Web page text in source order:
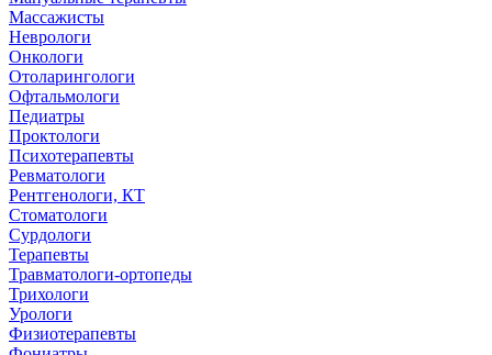
Массажисты
Неврологи
Онкологи
Отоларингологи
Офтальмологи
Педиатры
Проктологи
Психотерапевты
Ревматологи
Рентгенологи, КТ
Стоматологи
Сурдологи
Терапевты
Травматологи-ортопеды
Трихологи
Урологи
Физиотерапевты